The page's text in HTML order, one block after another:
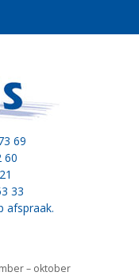
69
60
33
afspraak.
– oktober